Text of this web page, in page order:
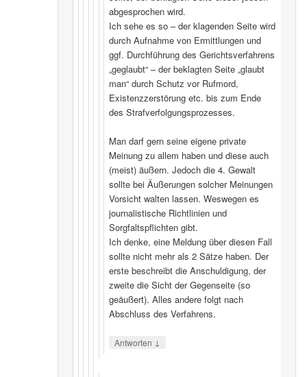
abgesprochen wird.
Ich sehe es so – der klagenden Seite wird
durch Aufnahme von Ermittlungen und
ggf. Durchführung des Gerichtsverfahrens
„geglaubt“ – der beklagten Seite „glaubt
man“ durch Schutz vor Rufmord,
Existenzzerstörung etc. bis zum Ende
des Strafverfolgungsprozesses.
Man darf gern seine eigene private
Meinung zu allem haben und diese auch
(meist) äußern. Jedoch die 4. Gewalt
sollte bei Äußerungen solcher Meinungen
Vorsicht walten lassen. Weswegen es
journalistische Richtlinien und
Sorgfaltspflichten gibt.
Ich denke, eine Meldung über diesen Fall
sollte nicht mehr als 2 Sätze haben. Der
erste beschreibt die Anschuldigung, der
zweite die Sicht der Gegenseite (so
geäußert). Alles andere folgt nach
Abschluss des Verfahrens.
Antworten ↓